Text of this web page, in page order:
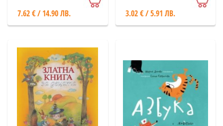
7.62 € / 14.90 ЛВ. 3.02 € / 5.91 ЛВ.